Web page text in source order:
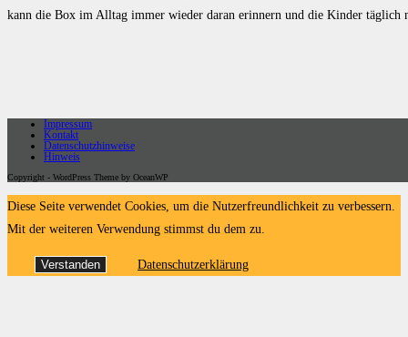
kann die Box im Alltag immer wieder daran erinnern und die Kinder täglich
Impressum
Kontakt
Datenschutzhinweise
Hinweis
Copyright - WordPress Theme by OceanWP
Diese Seite verwendet Cookies, um die Nutzerfreundlichkeit zu verbessern.
Mit der weiteren Verwendung stimmst du dem zu.
Verstanden Datenschutzerklärung